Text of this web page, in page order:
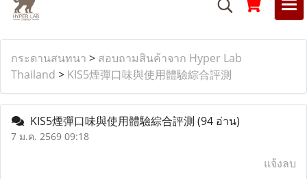
กระดานสนทนา > สอบถามสินค้าจาก Hyper Lab
Thailand > KIS5煙彈口味與使用體驗綜合評測
KIS5煙彈口味與使用體驗綜合評測 (94 อ่าน)
7 ม.ค. 2569 09:18
แจ้งลบ